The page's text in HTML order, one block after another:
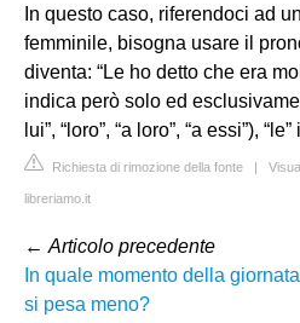
In questo caso, riferendoci ad
femminile, bisogna usare il
diventa: “Le ho detto che era
indica però solo ed
lui”, “loro”, “a loro”, “a essi”),
Richiesta di rimozione della fonte |
libreriamo.it
← Articolo precedente
In quale momento della giornata
si pesa meno?